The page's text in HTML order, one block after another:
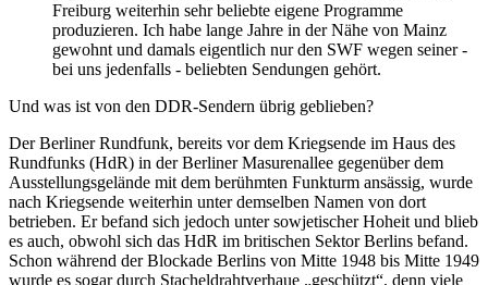
Freiburg weiterhin sehr beliebte eigene Programme
produzieren. Ich habe lange Jahre in der Nähe von Mainz
gewohnt und damals eigentlich nur den SWF wegen seiner -
bei uns jedenfalls - beliebten Sendungen gehört.
Und was ist von den DDR-Sendern übrig geblieben?
Der Berliner Rundfunk, bereits vor dem Kriegsende im Haus des
Rundfunks (HdR) in der Berliner Masurenallee gegenüber dem
Ausstellungsgelände mit dem berühmten Funkturm ansässig, wurde
nach Kriegsende weiterhin unter demselben Namen von dort
betrieben. Er befand sich jedoch unter sowjetischer Hoheit und blieb
es auch, obwohl sich das HdR im britischen Sektor Berlins befand.
Schon während der Blockade Berlins von Mitte 1948 bis Mitte 1949
wurde es sogar durch Stacheldrahtverhaue
geschützt , denn viele